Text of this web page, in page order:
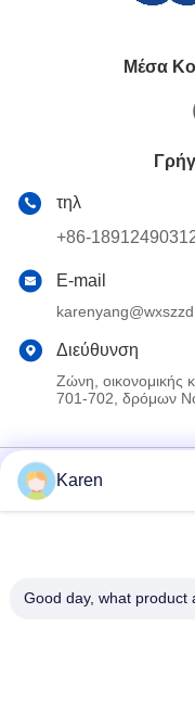
Μέσα
τηλ
+86-
E-mail
Διεύθυνση
Ζώνη, οικονομικής
701-702, δρόμων
Κίνα Καλό Ποιότητα
Όλα τα
Karen
Good day, what product